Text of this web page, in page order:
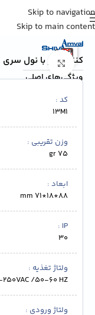
Skip to navigation
Skip to main content
خانه/برق صنعتی/ کنترل های
کنترل فاز با نول سری M شیوا امواج مدل MR-4P
ویژگی‌های اصلی
کد
13M1
وزن تقریبی
75 gr
ابعاد
88*18*71 mm
IP
30
ولتاژ تغذیه
250VAC /50-60 HZ
ولتاژ ورودی
برای